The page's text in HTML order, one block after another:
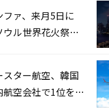
ファ、来月5日に
ウル世界花火祭り
スター航空、韓国
航空会社で1位を記